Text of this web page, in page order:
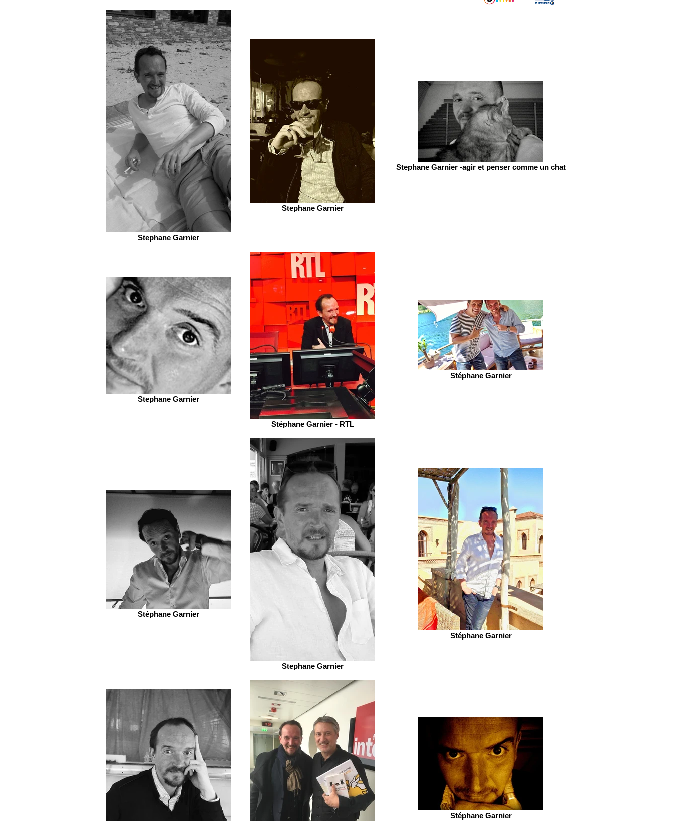
Stephane Garnier
Stephane Garnier
Stephane Garnier -agir et penser comme un chat
Stephane Garnier
Stéphane Garnier - RTL
Stéphane Garnier
Stéphane Garnier
Stephane Garnier
Stéphane Garnier
Stéphane Garnier